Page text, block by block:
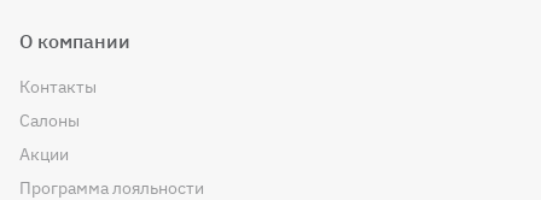
О компании
Контакты
Салоны
Акции
Программа лояльности